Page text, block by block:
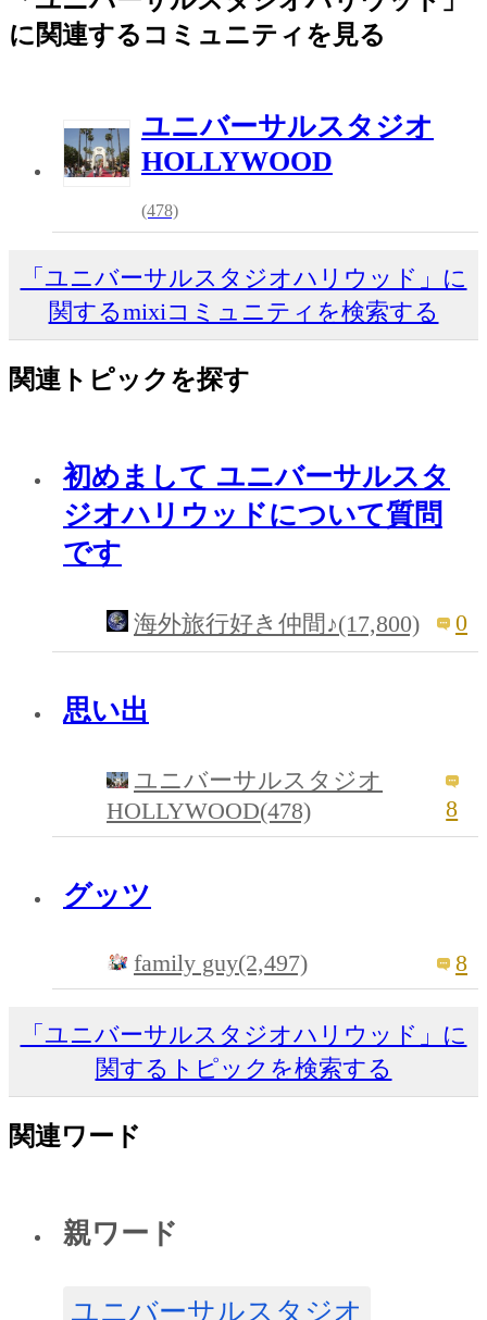
に関連するコミュニティを見る
ユニバーサルスタジオ
HOLLYWOOD
(478)
「ユニバーサルスタジオハリウッド」に
関するmixiコミュニティを検索する
関連トピックを探す
初めまして ユニバーサルスタ
ジオハリウッドについて質問
です
海外旅行好き仲間♪(17,800) 0
思い出
ユニバーサルスタジオ
HOLLYWOOD(478)
8
グッツ
family guy(2,497) 8
「ユニバーサルスタジオハリウッド」に
関するトピックを検索する
関連ワード
親ワード
ユニバーサルスタジオ